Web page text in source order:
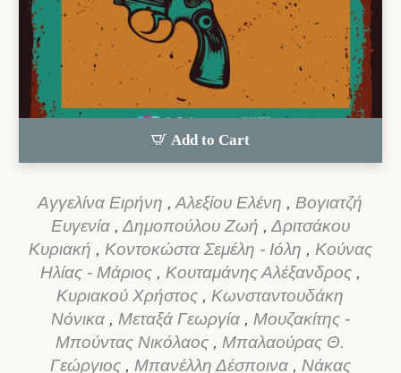
Add to Cart
Αγγελίνα Ειρήνη ,Αλεξίου Ελένη , Βογιατζή
Ευγενία , Δημοπούλου Ζωή , Δριτσάκου
Κυριακή , Κοντοκώστα Σεμέλη - Ιόλη , Κούνας
Ηλίας - Μάριος , Κουταμάνης Αλέξανδρος ,
Κυριακού Χρήστος , Κωνσταντουδάκη
Νόνικα , Μεταξά Γεωργία , Μουζακίτης -
Μπούντας Νικόλαος , Μπαλαούρας Θ.
Γεώργιος , Μπανέλλη Δέσποινα , Νάκας